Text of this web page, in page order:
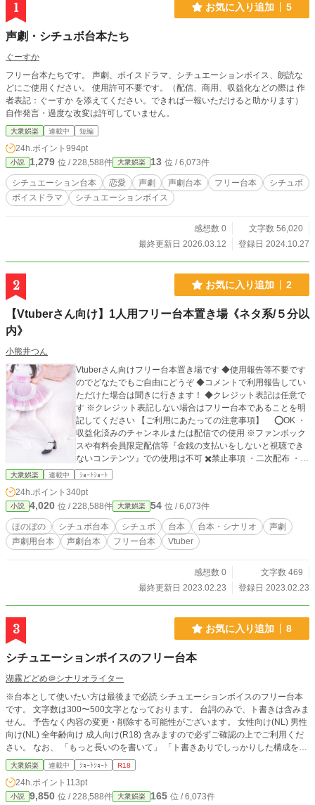
1 お気に入り追加 5
声劇・シチュボ台本たち
ぐーすか
フリー台本たちです。 声劇、ボイスドラマ、シチュエーションボイス、朗読な
どにご使用ください。 使用許可不要です。（配信、商用、収益化などの際は 作
者表記：ぐーすか を添えてください。できれば一報いただけると助かります）
自作発言・過度な改変は許可していません。
大衆娯楽 連載中 短編
24h.ポイント 994pt
小説 1,279 位 / 228,588件 大衆娯楽 13 位 / 6,073件
シチュエーション台本 恋愛 声劇 声劇台本 フリー台本
シチュボ
ボイスドラマ
シチュエーションボイス
感想数 0
文字数 56,020
最終更新日 2026.03.12
登録日 2024.10.27
2 お気に入り追加 2
【Vtuberさん向け】1人用フリー台本置き場《ネタ系/５分以
内》
小熊井つん
Vtuberさん向けフリー台本置き場です ◆使用報告等不要です
のでどなたでもご自由にどうぞ ◆コメントで利用報告してい
ただけた場合は聞きに行きます！ ◆クレジット表記は任意で
す ※クレジット表記しない場合はフリー台本であることを明
記してください 【ご利用にあたっての注意事項】 ⭕️OK ・
収益化済みのチャンネルまたは配信での使用 ※ファンボック
スや有料会員限定配信等『金銭の支払いをしないと視聴でき
ないコンテンツ』での使用は不可 ✖️禁止事項 ・二次配布 ・自
作発言 ・大幅なセリフ改変 ・こちらの台本を使用したボイス
大衆娯楽 連載中 ｼｮｰﾄｼｮｰﾄ
24h.ポイント 340pt
小説 4,020 位 / 228,588件 大衆娯楽 54 位 / 6,073件
ほのぼの シチュボ台本 シチュボ 台本 台本・シナリオ
声劇
声劇用台本
声劇台本 フリー台本 Vtuber
感想数 0
文字数 469
最終更新日 2023.02.23
登録日 2023.02.23
3 お気に入り追加 8
シチュエーションボイスのフリー台本
湖霧どどめ＠シナリオライター
※台本として使いたい方は最後まで必読 シチュエーションボイスのフリー台本
です。 文字数は300〜500文字となっております。 台詞のみで、ト書きは含みま
せん。 予告なく内容の変更・削除する可能性がございます。 女性向け(NL) 男性
向け(NL) 全年齢向け 成人向け(R18) 含みますので必ずご確認の上でご利用くだ
さい。 なお、 「もっと長いのを書いて」 「ト書きありでしっかりした構成を組
んで」 「自分専用で書いて」 といったお仕事ご依頼は随時大歓迎です。 湖霧ど
どめのX (@d_d_m_k_g_r)の固定プロフィールをご覧の上で、DMにてご相談く
ださいませ。 基本的にSKIMAにて受け付けておりますので、そちらへ直接ご連
絡いただくのも大歓迎です！ 【利用規約】 ☆必須☆ ・①作者(湖霧どどめ) ②作
大衆娯楽 連載中 ｼｮｰﾄｼｮｰﾄ R18
24h.ポイント 113pt
小説 9,850 位 / 228,588件 大衆娯楽 165 位 / 6,073件